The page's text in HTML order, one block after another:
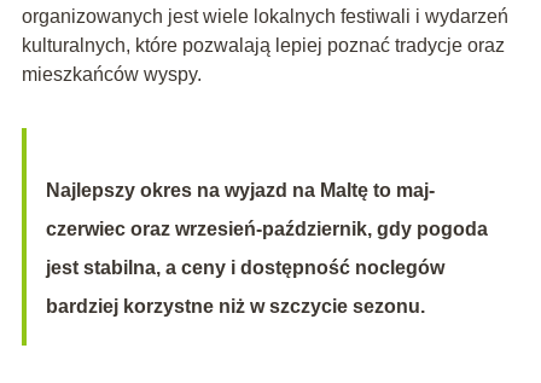
organizowanych jest wiele lokalnych festiwali i wydarzeń
kulturalnych, które pozwalają lepiej poznać tradycje oraz
mieszkańców wyspy.
Najlepszy okres na wyjazd na Maltę to maj-
czerwiec oraz wrzesień-październik, gdy pogoda
jest stabilna, a ceny i dostępność noclegów
bardziej korzystne niż w szczycie sezonu.